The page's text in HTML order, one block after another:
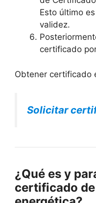
Esto último
validez.
certificado
Obtener certificado
Solicitar
¿Qué es y
certificado